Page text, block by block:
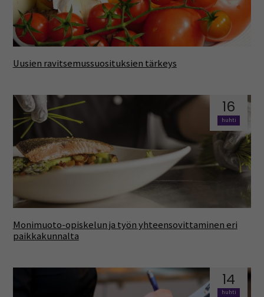
Uusien ravitsemussuosituksien tärkeys
16
huhti
Monimuoto-opiskelun ja työn yhteensovittaminen eri
paikkakunnalta
14
huhti